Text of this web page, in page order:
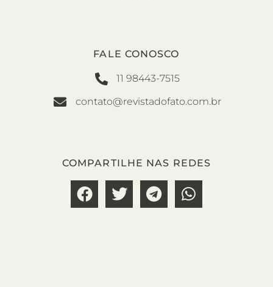
FALE CONOSCO
11 98443-7515
contato@revistadofato.com.br
COMPARTILHE NAS REDES